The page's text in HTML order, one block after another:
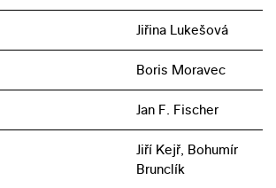
Jiřina Lukešová
Boris Moravec
Jan F. Fischer
Jiří Kejř, Bohumír
Brunclík